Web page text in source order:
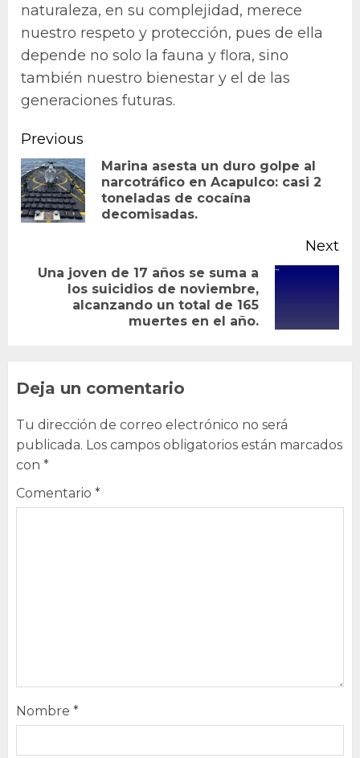
naturaleza, en su complejidad, merece
nuestro respeto y protección, pues de ella
depende no solo la fauna y flora, sino
también nuestro bienestar y el de las
generaciones futuras.
Continue
Reading
Previous
Marina asesta un duro golpe al
narcotráfico en Acapulco: casi 2
toneladas de cocaína
decomisadas.
Next
Una joven de 17 años se suma a
los suicidios de noviembre,
alcanzando un total de 165
muertes en el año.
Deja un comentario
Tu dirección de correo electrónico no será
publicada. Los campos obligatorios están marcados
con *
Comentario *
Nombre *